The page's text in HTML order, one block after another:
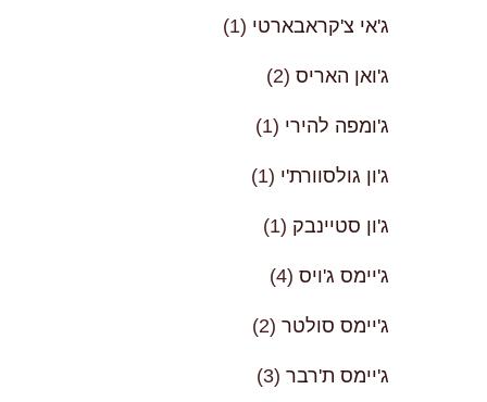
ג'אי צ'קראבארטי (1)
ג'ואן האריס (2)
ג'ומפה להירי (1)
ג'ון גולסוורת'י (1)
ג'ון סטיינבק (1)
ג'יימס ג'ויס (4)
ג'יימס סולטר (2)
ג'יימס ת'רבר (3)